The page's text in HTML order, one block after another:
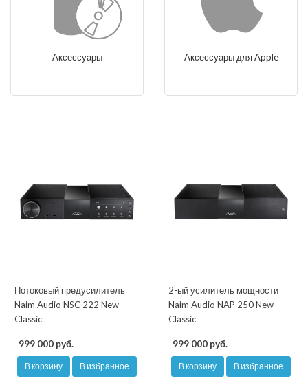
Аксессуары Аксессуары для Apple
Потоковый предусилитель
Naim Audio NSC 222 New
Classic
999 000 руб.
В корзину В избранное
2-ый усилитель мощности
Naim Audio NAP 250 New
Classic
999 000 руб.
В корзину В избранное